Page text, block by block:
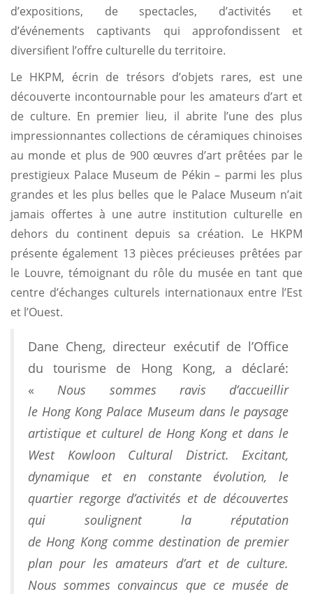
d’expositions, de spectacles, d’activités et
d’événements captivants qui approfondissent et
diversifient l’offre culturelle du territoire.
Le HKPM, écrin de trésors d’objets rares, est une
découverte incontournable pour les amateurs d’art et
de culture. En premier lieu, il abrite l’une des plus
impressionnantes collections de céramiques chinoises
au monde et plus de 900 œuvres d’art prêtées par le
prestigieux Palace Museum de Pékin – parmi les plus
grandes et les plus belles que le Palace Museum n’ait
jamais offertes à une autre institution culturelle en
dehors du continent depuis sa création. Le HKPM
présente également 13 pièces précieuses prêtées par
le Louvre, témoignant du rôle du musée en tant que
centre d’échanges culturels internationaux entre l’Est
et l’Ouest.
Dane Cheng, directeur exécutif de l’Office
du tourisme de Hong Kong, a déclaré:
« Nous sommes ravis d’accueillir
le Hong Kong Palace Museum dans le paysage
artistique et culturel de Hong Kong et dans le
West Kowloon Cultural District. Excitant,
dynamique et en constante évolution, le
quartier regorge d’activités et de découvertes
qui soulignent la réputation
de Hong Kong comme destination de premier
plan pour les amateurs d’art et de culture.
Nous sommes convaincus que ce musée de